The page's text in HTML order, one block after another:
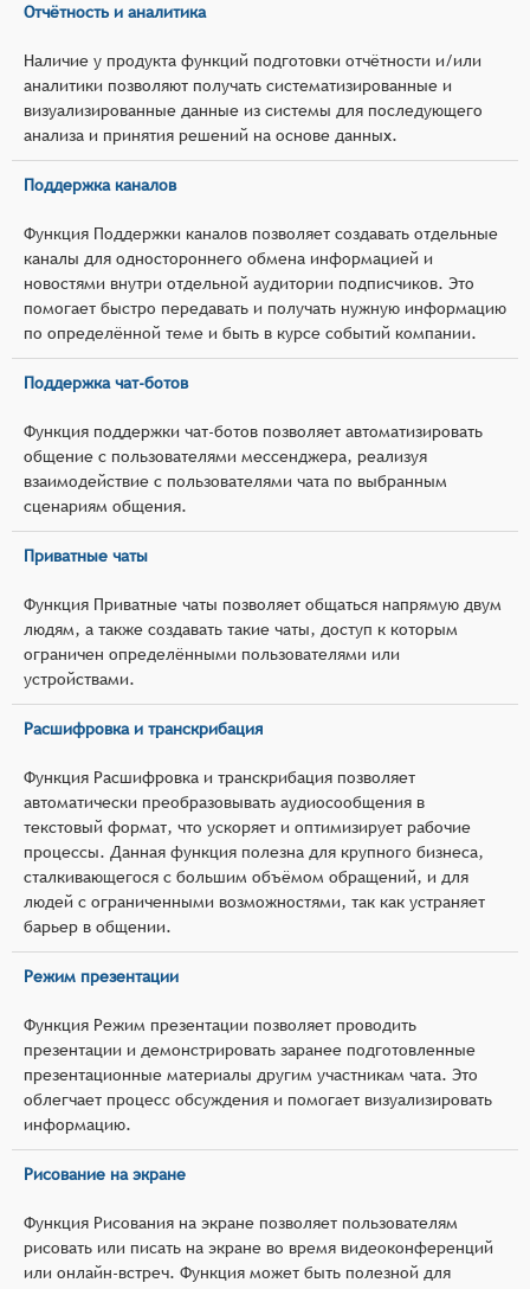
Отчётность и аналитика
Наличие у продукта функций подготовки отчётности и/или
аналитики позволяют получать систематизированные и
визуализированные данные из системы для последующего
анализа и принятия решений на основе данных.
Поддержка каналов
Функция Поддержки каналов позволяет создавать отдельные
каналы для одностороннего обмена информацией и
новостями внутри отдельной аудитории подписчиков. Это
помогает быстро передавать и получать нужную информацию
по определённой теме и быть в курсе событий компании.
Поддержка чат-ботов
Функция поддержки чат-ботов позволяет автоматизировать
общение с пользователями мессенджера, реализуя
взаимодействие с пользователями чата по выбранным
сценариям общения.
Приватные чаты
Функция Приватные чаты позволяет общаться напрямую двум
людям, а также создавать такие чаты, доступ к которым
ограничен определёнными пользователями или
устройствами.
Расшифровка и транскрибация
Функция Расшифровка и транскрибация позволяет
автоматически преобразовывать аудиосообщения в
текстовый формат, что ускоряет и оптимизирует рабочие
процессы. Данная функция полезна для крупного бизнеса,
сталкивающегося с большим объёмом обращений, и для
людей с ограниченными возможностями, так как устраняет
барьер в общении.
Режим презентации
Функция Режим презентации позволяет проводить
презентации и демонстрировать заранее подготовленные
презентационные материалы другим участникам чата. Это
облегчает процесс обсуждения и помогает визуализировать
информацию.
Рисование на экране
Функция Рисования на экране позволяет пользователям
рисовать или писать на экране во время видеоконференций
или онлайн-встреч. Функция может быть полезной для